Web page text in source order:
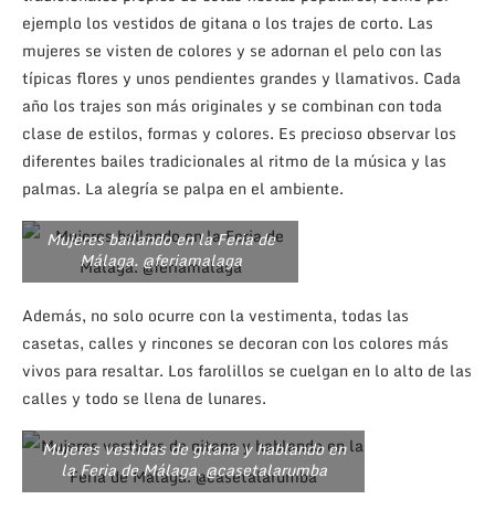
ejemplo los vestidos de gitana o los trajes de corto. Las
mujeres se visten de colores y se adornan el pelo con las
típicas flores y unos pendientes grandes y llamativos. Cada
año los trajes son más originales y se combinan con toda
clase de estilos, formas y colores. Es precioso observar los
diferentes bailes tradicionales al ritmo de la música y las
palmas. La alegría se palpa en el ambiente.
Mujeres bailando en la Feria de
Málaga. @feriamalaga
Además, no solo ocurre con la vestimenta, todas las
casetas, calles y rincones se decoran con los colores más
vivos para resaltar. Los farolillos se cuelgan en lo alto de las
calles y todo se llena de lunares.
Mujeres vestidas de gitana y hablando en
la Feria de Málaga. @casetalarumba